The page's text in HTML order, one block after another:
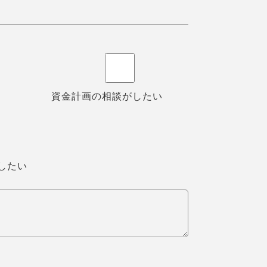
資金計画の相談がしたい
たい